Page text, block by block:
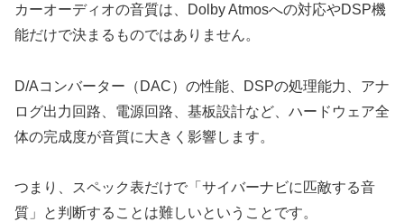
カーオーディオの音質は、Dolby Atmosへの対応やDSP機
能だけで決まるものではありません。
D/Aコンバーター（DAC）の性能、DSPの処理能力、アナ
ログ出力回路、電源回路、基板設計など、ハードウェア全
体の完成度が音質に大きく影響します。
つまり、スペック表だけで「サイバーナビに匹敵する音
質」と判断することは難しいということです。